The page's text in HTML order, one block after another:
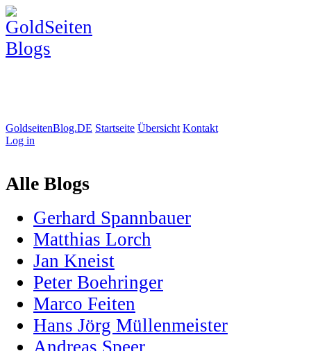
GoldseitenBlog.DE Startseite Übersicht Kontakt
Log in
Alle Blogs
Gerhard Spannbauer
Matthias Lorch
Jan Kneist
Peter Boehringer
Marco Feiten
Hans Jörg Müllenmeister